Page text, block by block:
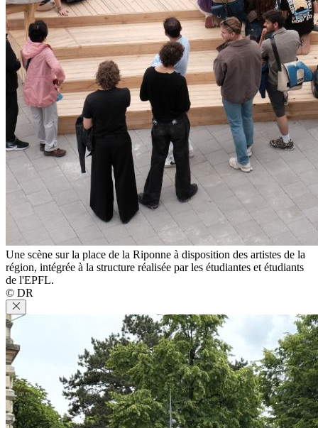
Une scène sur la place de la Riponne à disposition des artistes de la
région, intégrée à la structure réalisée par les étudiantes et étudiants
de l'EPFL.
© DR